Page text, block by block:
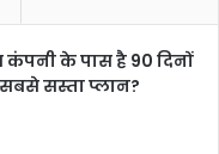
के पास है 90 दिनों
सस्ता प्लान?